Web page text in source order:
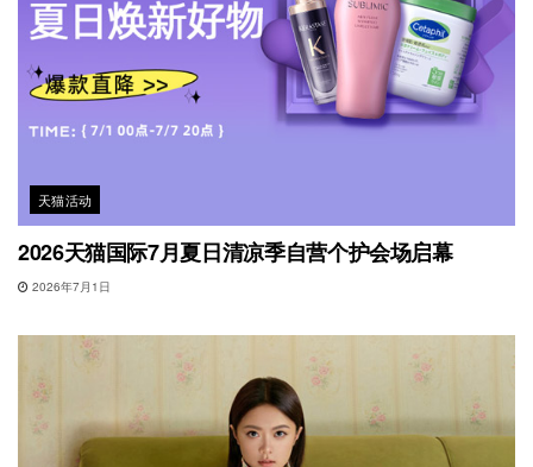
天猫活动
2026天猫国际7月夏日清凉季自营个护会场启幕
2026年7月1日